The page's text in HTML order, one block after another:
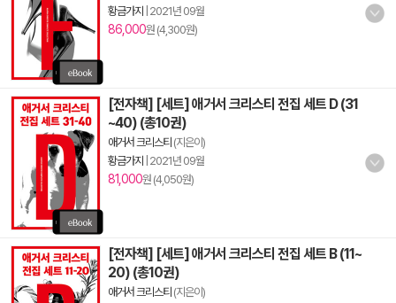
황금가지
2021년 09월
86,000원 (4,300원)
[전자책] [세트] 애거서 크리스티 전집 세트 D (31
~40) (총10권)
애거서 크리스티 (지은이)
황금가지
2021년 09월
81,000원 (4,050원)
[전자책] [세트] 애거서 크리스티 전집 세트 B (11~
20) (총10권)
애거서 크리스티 (지은이)